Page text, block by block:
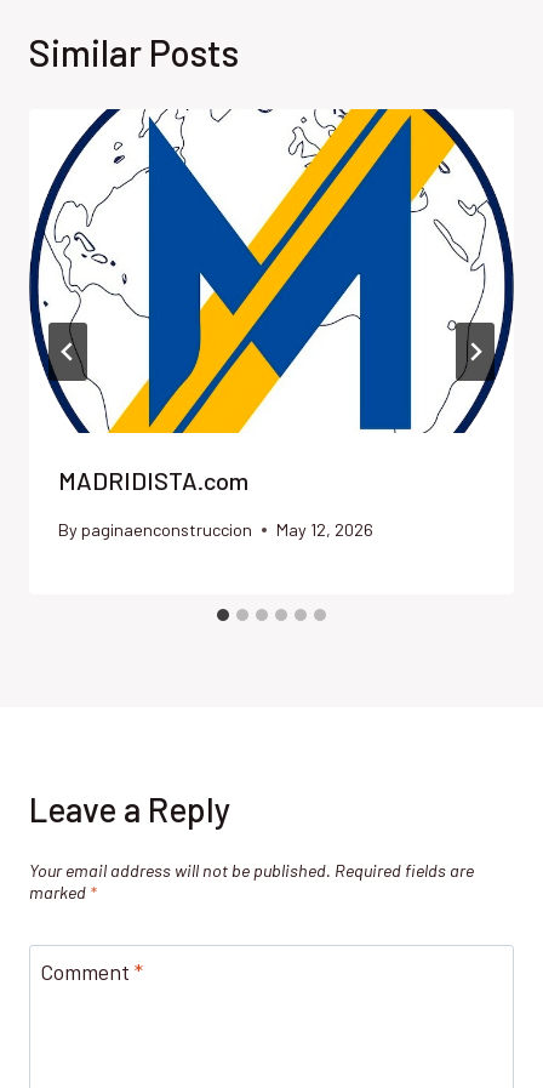
Similar Posts
MADRIDISTA.com
By paginaenconstruccion May 12, 2026
Leave a Reply
Your email address will not be published. Required fields are
marked *
Comment *